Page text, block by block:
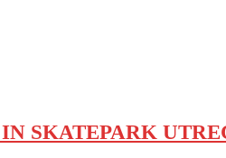
SKATEPARK